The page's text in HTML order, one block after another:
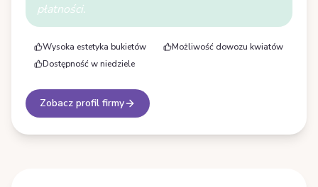
płatności.
Wysoka estetyka bukietów
Możliwość dowozu kwiatów
Dostępność w niedziele
Zobacz profil firmy